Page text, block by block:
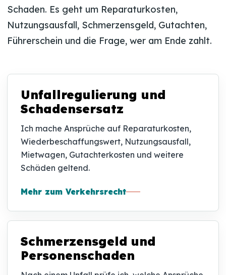
Schaden. Es geht um Reparaturkosten,
Nutzungsausfall, Schmerzensgeld, Gutachten,
Führerschein und die Frage, wer am Ende zahlt.
Unfallregulierung und
Schadensersatz
Ich mache Ansprüche auf Reparaturkosten,
Wiederbeschaffungswert, Nutzungsausfall,
Mietwagen, Gutachterkosten und weitere
Schäden geltend.
Mehr zum Verkehrsrecht
Schmerzensgeld und
Personenschaden